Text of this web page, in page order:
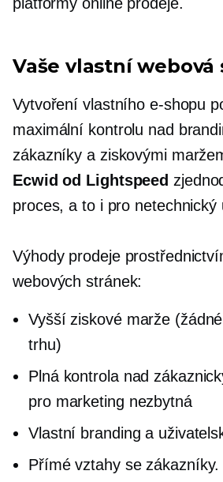
Vaše vlastní webová
Vytvoření vlastního e-shopu
maximální kontrolu nad
zákazníky a ziskovými
Ecwid od Lightspeed
proces, a to i pro netechnický
Výhody prodeje
webových stránek:
Vyšší ziskové marže
trhu)
Plná kontrola nad
pro marketing nezbytná
Vlastní branding a
Přímé vztahy se zákazníky.